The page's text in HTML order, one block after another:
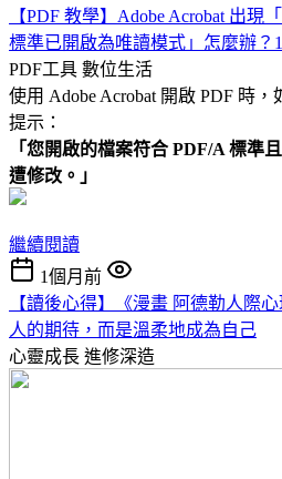
【PDF 教學】Adobe Acrobat 出現
標準已開啟為唯讀模式」怎麼辦？
PDF工具 數位生活
使用 Adobe Acrobat 開啟 PDF 時
提示：
「您開啟的檔案符合 PDF/A 標準
遭修改。」
繼續閱讀
1個月前
【讀後心得】《漫畫 阿德勒人際
人的期待，而是溫柔地成為自己
心靈成長 進修深造